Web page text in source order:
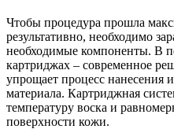
Чтобы процедура прошла
результативно, необходимо
необходимые компоненты. В
картриджах – современное
упрощает процесс нанесения
материала. Картриджная
температуру воска и
поверхности кожи.